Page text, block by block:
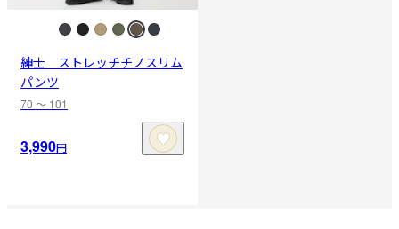
紳士 ストレッチチノスリム
パンツ
70 〜 101
3,990円